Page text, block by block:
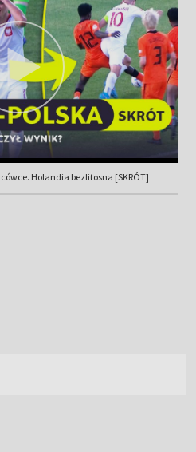
Holandia bezlitosna [SKRÓT]